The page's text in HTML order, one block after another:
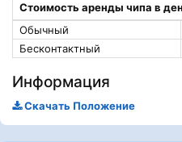
Стоимость аренды чипа в
Обычный
Бесконтактный
Информация
Скачать Положение